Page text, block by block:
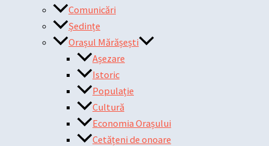
Comunicări
Ședințe
Orașul Mărășești
Așezare
Istoric
Populație
Cultură
Economia Orașului
Cetățeni de onoare